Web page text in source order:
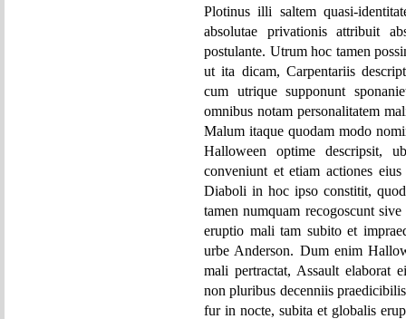
Plotinus illi saltem quasi-
absolutae privationis attribuit
postulante. Utrum hoc tamen
ut ita dicam, Carpentariis
cum utrique supponunt
omnibus notam personalitatem
Malum itaque quodam modo
Halloween optime descripsit,
conveniunt et etiam actiones eius
Diaboli in hoc ipso constitit,
tamen numquam recogoscunt
eruptio mali tam subito et
urbe Anderson. Dum enim
mali pertractat, Assault elaborat
non pluribus decenniis
fur in nocte, subita et globalis